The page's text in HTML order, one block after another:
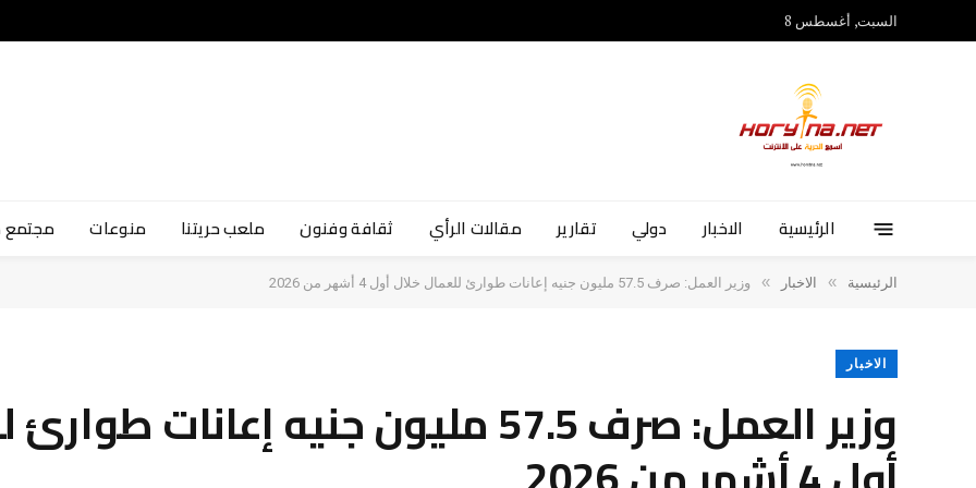
السبت, أغسطس 8
الرئيسية الاخبار دولي تقارير مقالات الرأي ثقافة وفنون ملعب حريتنا منوعات
الرئيسية » الاخبار » وزير العمل: صرف 57.5 مليون جنيه إعانات طوارئ للعمال خلال أول 4 أشهر من 2026
الاخبار
وزير العمل: صرف 57.5 مليون جنيه إعانات